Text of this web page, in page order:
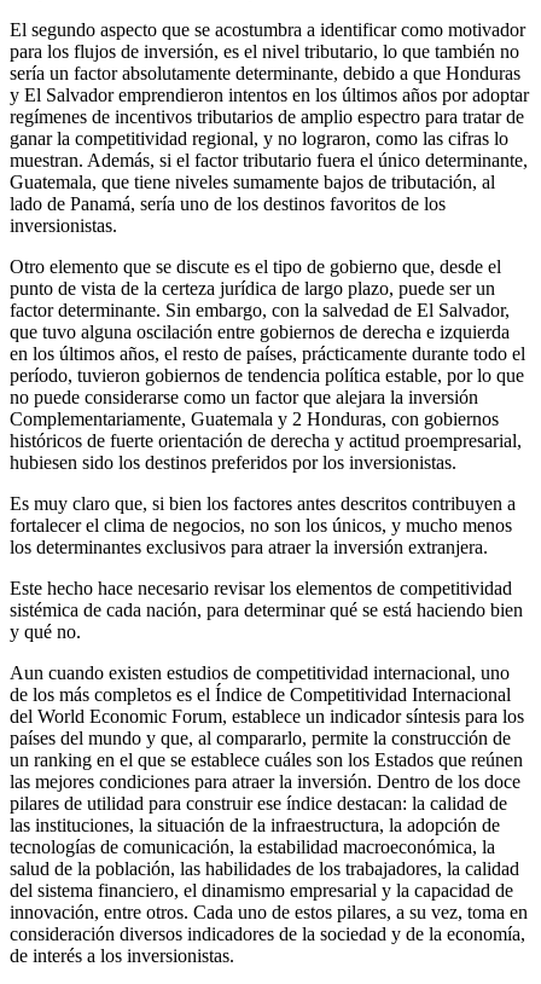
El segundo aspecto que se acostumbra a identificar como motivador
para los flujos de inversión, es el nivel tributario, lo que también no
sería un factor absolutamente determinante, debido a que Honduras
y El Salvador emprendieron intentos en los últimos años por adoptar
regímenes de incentivos tributarios de amplio espectro para tratar de
ganar la competitividad regional, y no lograron, como las cifras lo
muestran. Además, si el factor tributario fuera el único determinante,
Guatemala, que tiene niveles sumamente bajos de tributación, al
lado de Panamá, sería uno de los destinos favoritos de los
inversionistas.
Otro elemento que se discute es el tipo de gobierno que, desde el
punto de vista de la certeza jurídica de largo plazo, puede ser un
factor determinante. Sin embargo, con la salvedad de El Salvador,
que tuvo alguna oscilación entre gobiernos de derecha e izquierda
en los últimos años, el resto de países, prácticamente durante todo el
período, tuvieron gobiernos de tendencia política estable, por lo que
no puede considerarse como un factor que alejara la inversión
Complementariamente, Guatemala y 2 Honduras, con gobiernos
históricos de fuerte orientación de derecha y actitud proempresarial,
hubiesen sido los destinos preferidos por los inversionistas.
Es muy claro que, si bien los factores antes descritos contribuyen a
fortalecer el clima de negocios, no son los únicos, y mucho menos
los determinantes exclusivos para atraer la inversión extranjera.
Este hecho hace necesario revisar los elementos de competitividad
sistémica de cada nación, para determinar qué se está haciendo bien
y qué no.
Aun cuando existen estudios de competitividad internacional, uno
de los más completos es el Índice de Competitividad Internacional
del World Economic Forum, establece un indicador síntesis para los
países del mundo y que, al compararlo, permite la construcción de
un ranking en el que se establece cuáles son los Estados que reúnen
las mejores condiciones para atraer la inversión. Dentro de los doce
pilares de utilidad para construir ese índice destacan: la calidad de
las instituciones, la situación de la infraestructura, la adopción de
tecnologías de comunicación, la estabilidad macroeconómica, la
salud de la población, las habilidades de los trabajadores, la calidad
del sistema financiero, el dinamismo empresarial y la capacidad de
innovación, entre otros. Cada uno de estos pilares, a su vez, toma en
consideración diversos indicadores de la sociedad y de la economía,
de interés a los inversionistas.